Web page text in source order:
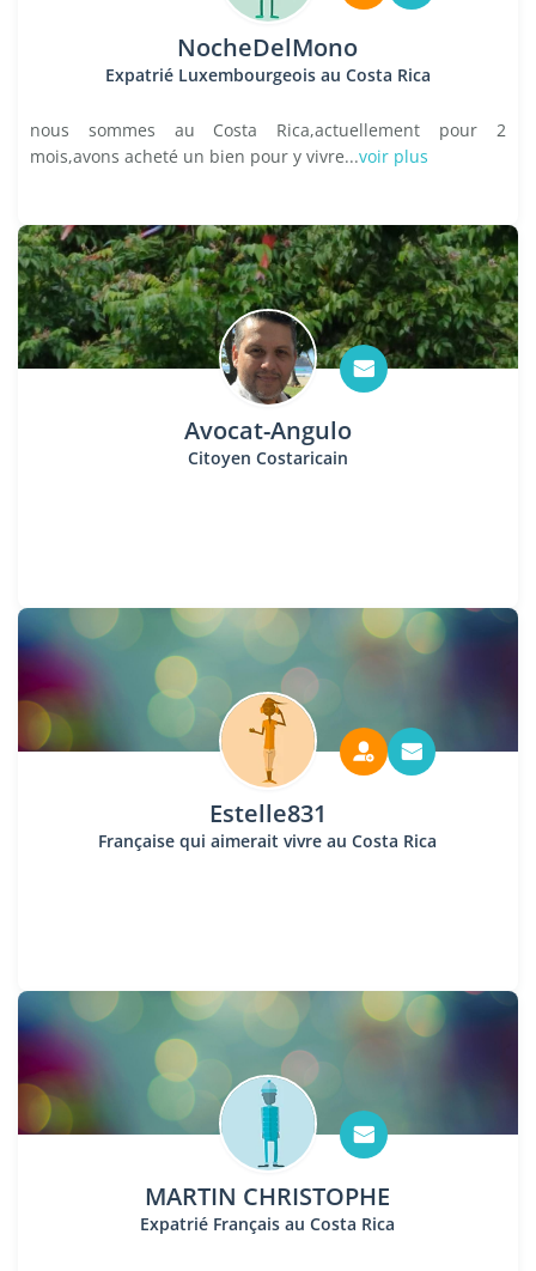
NocheDelMono
Expatrié Luxembourgeois au Costa Rica
nous sommes au Costa Rica,actuellement pour 2
mois,avons acheté un bien pour y vivre...voir plus
Avocat-Angulo
Citoyen Costaricain
Estelle831
Française qui aimerait vivre au Costa Rica
MARTIN CHRISTOPHE
Expatrié Français au Costa Rica